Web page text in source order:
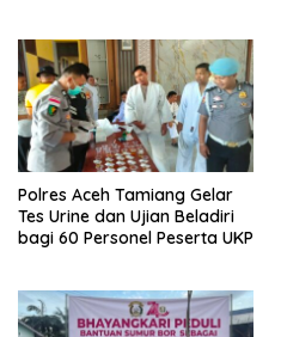
Polres Aceh Tamiang Gelar
Tes Urine dan Ujian Beladiri
bagi 60 Personel Peserta UKP